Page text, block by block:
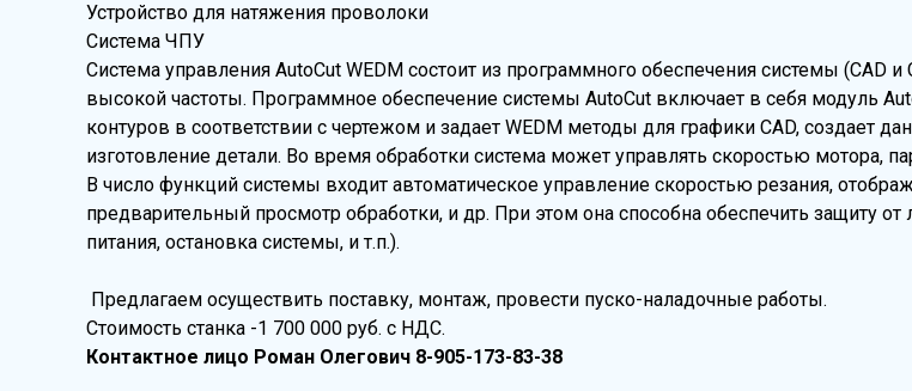
Устройство для натяжения проволоки
Система ЧПУ
Система управления AutoCut WEDM состоит из программного обеспечения системы
высокой частоты. Программное обеспечение системы AutoCut включает в себя модуль
контуров в соответствии с чертежом и задает WEDM методы для графики CAD, создает
изготовление детали. Во время обработки система может управлять скоростью мотора,
В число функций системы входит автоматическое управление скоростью резания,
предварительный просмотр обработки, и др. При этом она способна обеспечить
питания, остановка системы, и т.п.).
Предлагаем осуществить поставку, монтаж, провести пуско-наладочные работы.
Стоимость станка -1 700 000 руб. с НДС.
Контактное лицо Роман Олегович 8-905-173-83-38